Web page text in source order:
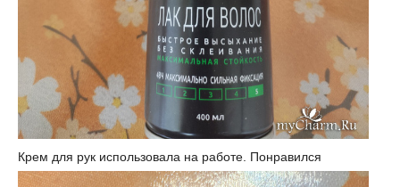
Крем для рук использовала на работе. Понравился